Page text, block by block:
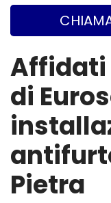
Affidati
di
Pietra